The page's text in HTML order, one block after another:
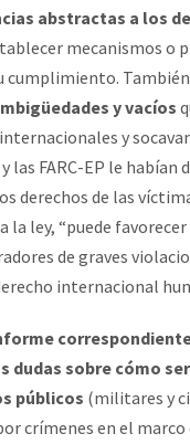
abstractas a los
mecanismos o
cumplimiento.
y vacíos
y
las FARC-EP le habían
derechos de las
la ley, “puede
de graves
internacional
correspondiente
dudas sobre cómo
públicos (militares y
crímenes en el